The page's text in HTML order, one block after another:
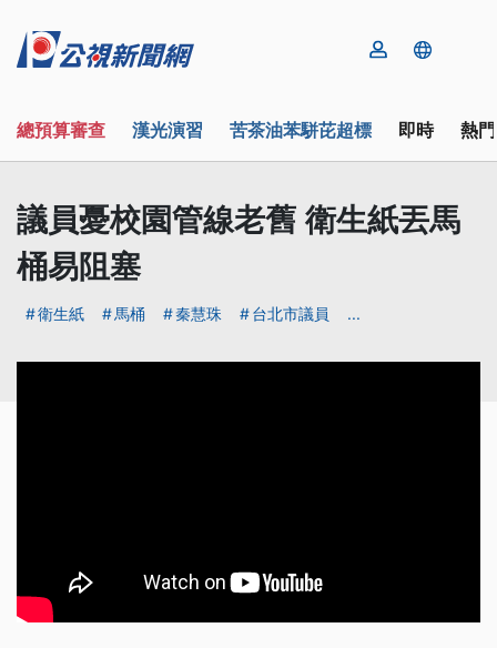
總預算審查 漢光演習 苦茶油苯駢芘超標 即時 熱
議員憂校園管線老舊 衛生紙丟馬
桶易阻塞
衛生紙 馬桶 秦慧珠 台北市議員 ...